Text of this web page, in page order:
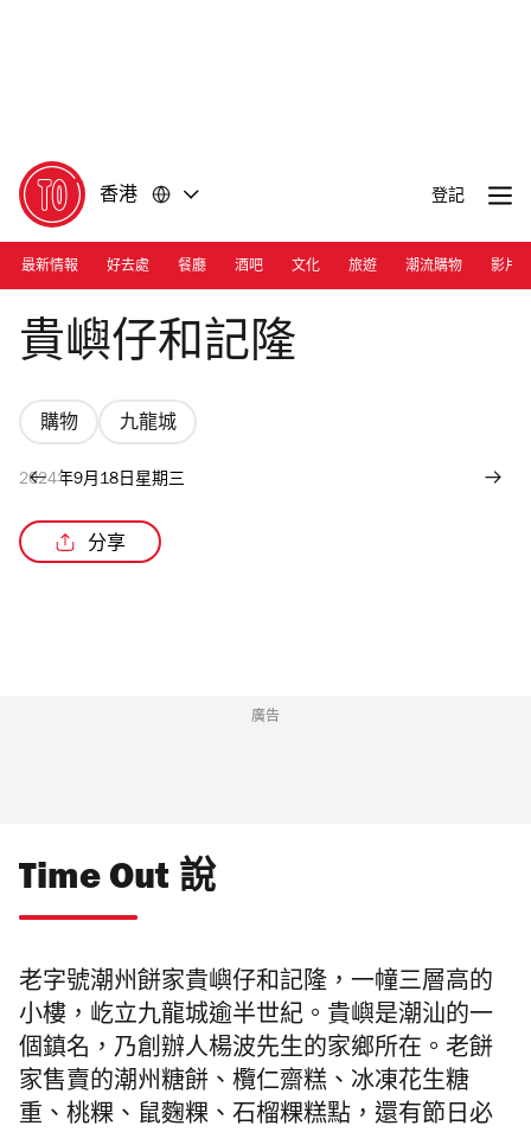
香港 登記
最新情報 好去處 餐廳 酒吧 文化 旅遊 潮流購物 影片
Photograph: Ann Chiu
貴嶼仔和記隆
購物 九龍城
2024年9月18日星期三
分享
廣告
Time Out 說
老字號潮州餅家貴嶼仔和記隆， 一幢三層高的
小樓，屹立九龍城逾半世紀。 貴嶼是潮汕的一
個鎮名，乃創辦人楊波先生的家鄉所在。老餅
家售賣的潮州糖餅、 欖仁齋糕、 冰凍花生糖
重、桃粿、鼠麴粿、石榴粿糕點，還有節日必